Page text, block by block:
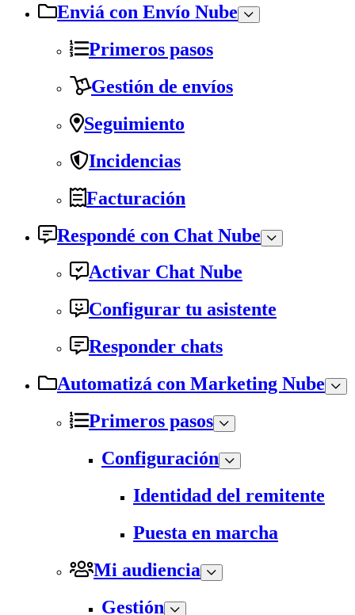
Enviá con Envío Nube
Primeros pasos
Gestión de envíos
Seguimiento
Incidencias
Facturación
Respondé con Chat Nube
Activar Chat Nube
Configurar tu asistente
Responder chats
Automatizá con Marketing Nube
Primeros pasos
Configuración
Identidad del remitente
Puesta en marcha
Mi audiencia
Gestión